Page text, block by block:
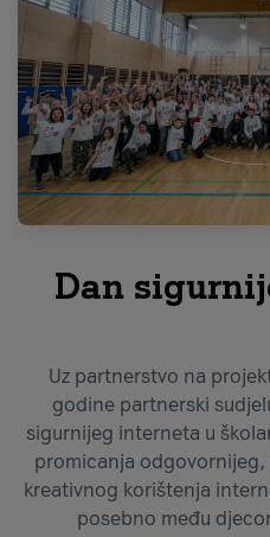
Dan
Uz partnerstvo na
godine partnerski
sigurnijeg interneta u
promicanja odgovornijeg,
kreativnog korištenja
posebno među